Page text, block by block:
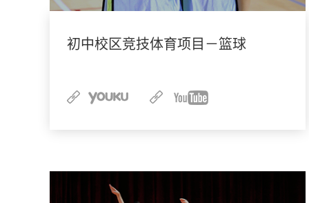
初中校区竞技体育项目－篮球